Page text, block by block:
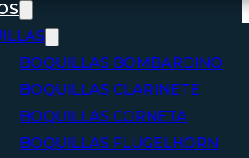
BOQUILLAS BOMBARDINO
BOQUILLAS CLARINETE
BOQUILLAS CORNETA
BOQUILLAS FLUGELHORN